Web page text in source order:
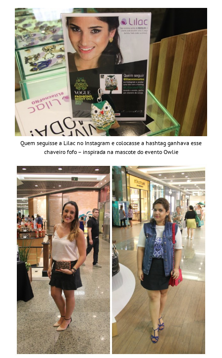
Quem seguisse a Lilac no Instagram e colocasse a hashtag ganhava esse
chaveiro fofo – inspirada na mascote do evento Owlie